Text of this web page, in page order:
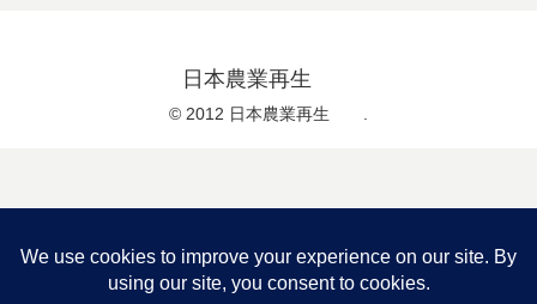
日本農業再生
© 2012 日本農業再生 .